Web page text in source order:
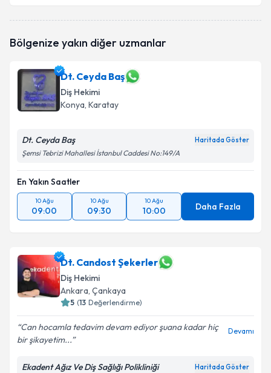
oluşturun. Size bu uzmandan randevu almanız için bir
E-posta Adresiniz
Kişisel verilerimin işlenmesine ilişkin
Aydınlatma
Metni'ni okudum ve kişisel verilerimin belirtilen
Takvim Talebini Gönder
Bölgenize yakın diğer uzmanlar
Dt. Ceyda Baş
Diş Hekimi
Konya, Karatay
Dt. Ceyda Baş Haritada Göster
Şemsi Tebrizi Mahallesi İstanbul Caddesi No:149/A
En Yakın Saatler
10 Ağu
09:00
10 Ağu
09:30
10 Ağu
10:00 Daha Fazla
Dt. Candost Şekerler
Diş Hekimi
Ankara, Çankaya
5 (13 Değerlendirme)
Can hocamla tedavim devam ediyor şuana kadar hiç
bir şikayetim...
Devamı
Ekadent Ağız Ve Diş Sağlığı Polikliniği Haritada Göster